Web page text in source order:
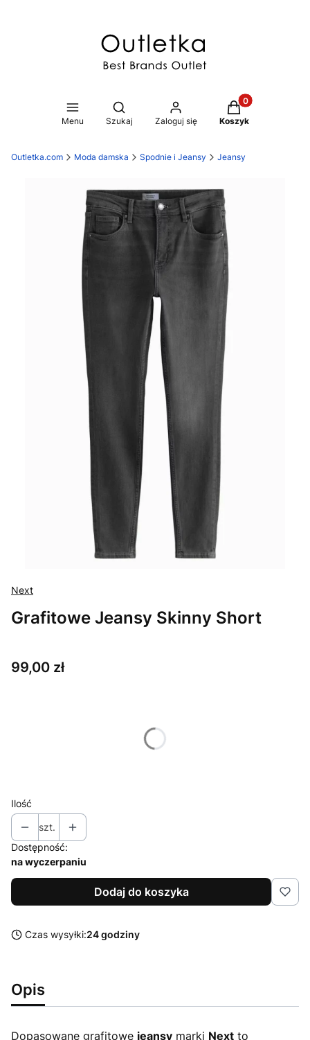
Menu
Otwórz wyszukiwarkę
Szukaj Zaloguj się
Produkty w
Koszyk
Outletka.com Moda damska Spodnie i Jeansy Jeansy
Next
Grafitowe Jeansy Skinny Short
Cena
99,00 zł
Poszczególne warianty mogą różnić się ceną
Ilość
szt.
Dostępność:
na wyczerpaniu
Dodaj do koszyka
Czas wysyłki:24 godziny
Opis
Dopasowane grafitowe jeansy marki Next to